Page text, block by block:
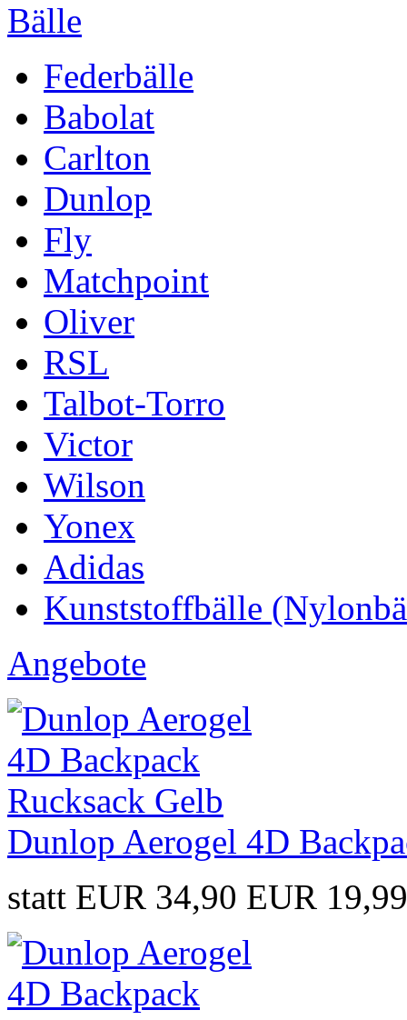
Bälle
Federbälle
Babolat
Carlton
Dunlop
Fly
Matchpoint
Oliver
RSL
Talbot-Torro
Victor
Wilson
Yonex
Adidas
Kunststoffbälle
Angebote
Dunlop Aerogel 4D
statt EUR 34,90 EUR